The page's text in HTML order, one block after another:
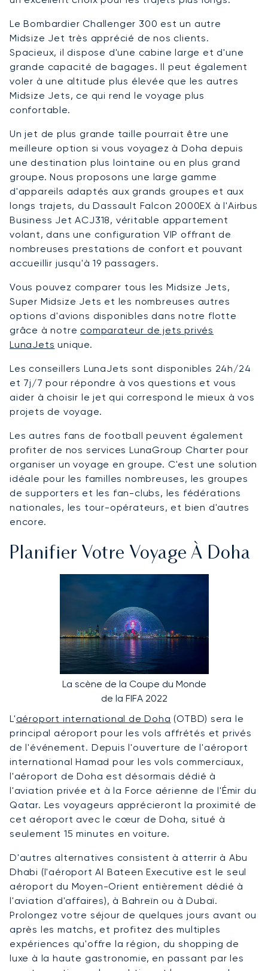
Le Bombardier Challenger 300 est un autre
Midsize Jet très apprécié de nos clients.
Spacieux, il dispose d'une cabine large et d'une
grande capacité de bagages. Il peut également
voler à une altitude plus élevée que les autres
Midsize Jets, ce qui rend le voyage plus
confortable.
Un jet de plus grande taille pourrait être une
meilleure option si vous voyagez à Doha depuis
une destination plus lointaine ou en plus grand
groupe. Nous proposons une large gamme
d'appareils adaptés aux grands groupes et aux
longs trajets, du Dassault Falcon 2000EX à l'Airbus
Business Jet ACJ318, véritable appartement
volant, dans une configuration VIP offrant de
nombreuses prestations de confort et pouvant
accueillir jusqu'à 19 passagers.
Vous pouvez comparer tous les Midsize Jets,
Super Midsize Jets et les nombreuses autres
options d'avions disponibles dans notre flotte
grâce à notre comparateur de jets privés
LunaJets unique.
Les conseillers LunaJets sont disponibles 24h/24
et 7j/7 pour répondre à vos questions et vous
aider à choisir le jet qui correspond le mieux à vos
projets de voyage.
Les autres fans de football peuvent également
profiter de nos services LunaGroup Charter pour
organiser un voyage en groupe. C'est une solution
idéale pour les familles nombreuses, les groupes
de supporters et les fan-clubs, les fédérations
nationales, les tour-opérateurs, et bien d'autres
encore.
Planifier Votre Voyage À Doha
La scène de la Coupe du Monde
de la FIFA 2022
L'aéroport international de Doha (OTBD) sera le
principal aéroport pour les vols affrétés et privés
de l'événement. Depuis l'ouverture de l'aéroport
international Hamad pour les vols commerciaux,
l'aéroport de Doha est désormais dédié à
l'aviation privée et à la Force aérienne de l'Émir du
Qatar. Les voyageurs apprécieront la proximité de
cet aéroport avec le cœur de Doha, situé à
seulement 15 minutes en voiture.
D'autres alternatives consistent à atterrir à Abu
Dhabi (l'aéroport Al Bateen Executive est le seul
aéroport du Moyen-Orient entièrement dédié à
l'aviation d'affaires), à Bahreïn ou à Dubaï.
Prolongez votre séjour de quelques jours avant ou
après les matchs, et profitez des multiples
expériences qu'offre la région, du shopping de
luxe à la haute gastronomie, en passant par les